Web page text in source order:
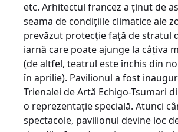
etc. Arhitectul francez a ţinut de
seama de condiţiile climatice ale
prevăzut protecţie faţă de stratul
iarnă care poate ajunge la câţiva
(de altfel, teatrul este închis din
în aprilie). Pavilionul a fost
Trienalei de Artă Echigo-Tsumari
o reprezentaţie specială. Atunci
spectacole, pavilionul devine loc